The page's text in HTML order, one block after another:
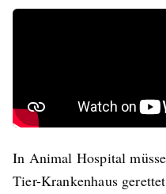
In Animal Hospital
Tier-Krankenhaus